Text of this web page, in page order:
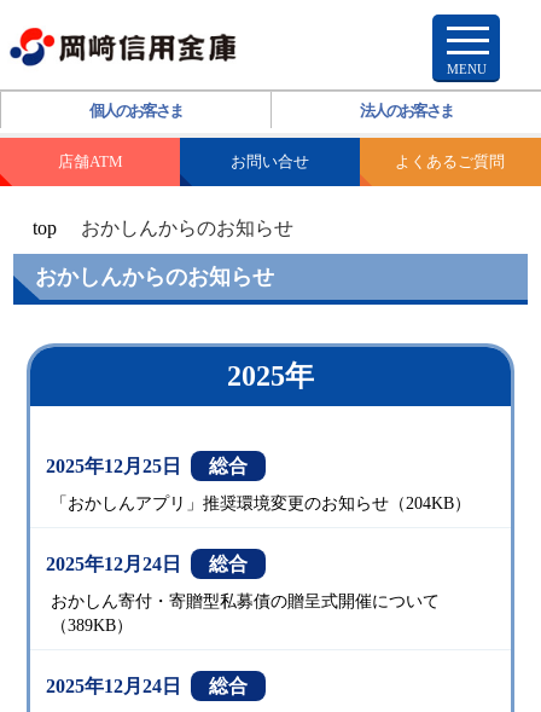
個人のお客さま 法人のお客さま
店舗ATM お問い合せ よくあるご質問
top おかしんからのお知らせ
おかしんからのお知らせ
2025年
2025年12月25日 総合
「おかしんアプリ」推奨環境変更のお知らせ（204KB）
2025年12月24日 総合
おかしん寄付・寄贈型私募債の贈呈式開催について
（389KB）
2025年12月24日 総合